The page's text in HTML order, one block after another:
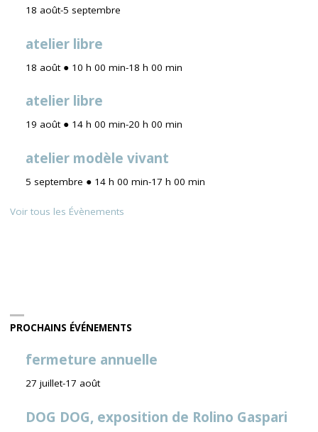
18 août-5 septembre
atelier libre
18 août ● 10 h 00 min-18 h 00 min
atelier libre
19 août ● 14 h 00 min-20 h 00 min
atelier modèle vivant
5 septembre ● 14 h 00 min-17 h 00 min
Voir tous les Évènements
PROCHAINS ÉVÉNEMENTS
fermeture annuelle
27 juillet-17 août
DOG DOG, exposition de Rolino Gaspari